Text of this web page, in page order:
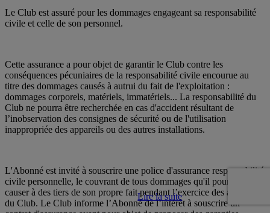
Lire la suite
Le Club est assuré pour les dommages engageant sa responsabilité
civile et celle de son personnel.
Cette assurance a pour objet de garantir le Club contre les
conséquences pécuniaires de la responsabilité civile encourue au
titre des dommages causés à autrui du fait de l'exploitation :
dommages corporels, matériels, immatériels... La responsabilité du
Club ne pourra être recherchée en cas d'accident résultant de
l’inobservation des consignes de sécurité ou de l'utilisation
inappropriée des appareils ou des autres installations.
L'Abonné est invité à souscrire une police d'assurance responsabilité
civile personnelle, le couvrant de tous dommages qu'il pourrait
causer à des tiers de son propre fait pendant l’exercice des activités
du Club. Le Club informe l’Abonné de l’intérêt à souscrire un